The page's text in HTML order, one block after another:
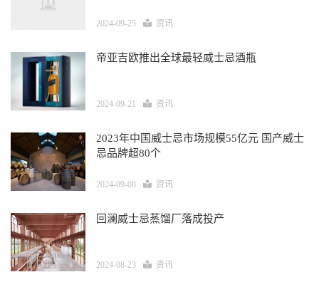
2024-09-25 资讯
帝亚吉欧推出全球最轻威士忌酒瓶
2024-09-21 资讯
2023年中国威士忌市场规模55亿元 国产威士
忌品牌超80个
2024-09-08 资讯
回澜威士忌蒸馏厂落成投产
2024-08-23 资讯